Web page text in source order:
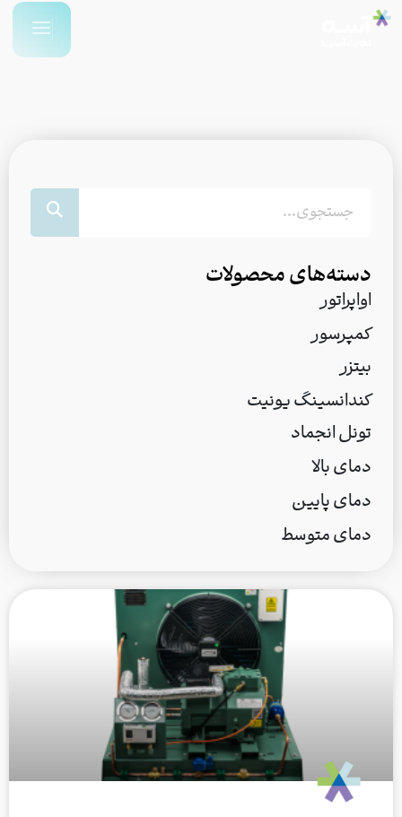
دسته‌های محصولات
اواپراتور
کمپرسور
بیتزر
کندانسینگ یونیت
تونل انجماد
دمای بالا
دمای پایین
دمای متوسط